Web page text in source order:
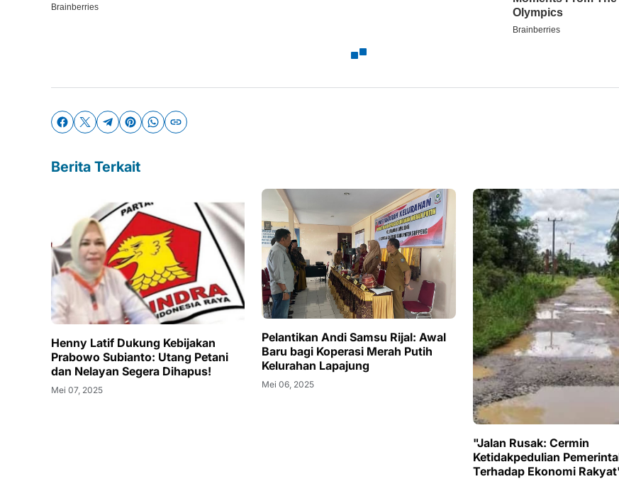
Berita Terkait
Henny Latif Dukung Kebijakan
Prabowo Subianto: Utang Petani
dan Nelayan Segera Dihapus!
Mei 07, 2025
Pelantikan Andi Samsu Rijal: Awal
Baru bagi Koperasi Merah Putih
Kelurahan Lapajung
Mei 06, 2025
"Jalan Rusak: Cermin
Ketidakpedulian
Terhadap Ekonomi